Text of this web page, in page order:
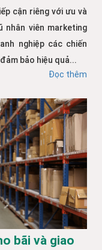
cận riêng với ưu và
nhân viên marketing
nghiệp các chiến
bảo hiệu quả...
Đọc thêm
bãi và giao